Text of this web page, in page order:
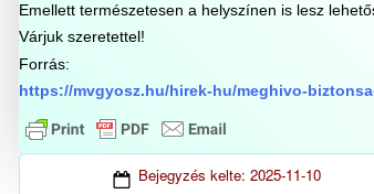
Emellett természetesen a helyszínen is lesz
Várjuk szeretettel!
Forrás:
https://mvgyosz.hu/hirek-hu/meghivo-
Bejegyzés kelte: 2025-11-10